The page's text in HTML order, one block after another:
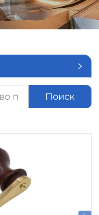
Поиск